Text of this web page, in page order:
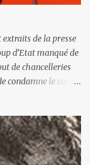
de la presse
d’Etat manqué de
de chancelleries
condamne le coup
certains sur la